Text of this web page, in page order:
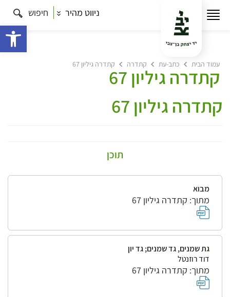
ניווט מהיר חיפוש
עמוד הבית כתב-עת קתדרה קתדרה גיליון 67
קתדרה גיליון 67
קתדרה גיליון 67
תוכן
מבוא
מתוך: קתדרה גיליון 67
גת שמנים, גד שמנים; גד יון
דוד רוזנטל
מתוך: קתדרה גיליון 67